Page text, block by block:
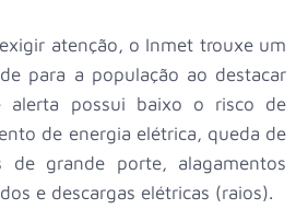
atenção, o Inmet trouxe um
para a população ao destacar
alerta possui baixo o risco de
de energia elétrica, queda de
de grande porte, alagamentos
e descargas elétricas (raios).